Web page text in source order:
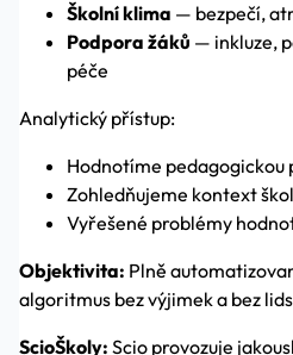
Školní klima — bezpečí,
Podpora žáků — inkluze,
péče
Analytický přístup:
Hodnotíme pedagogickou
Zohledňujeme kontext
Vyřešené problémy
Objektivita: Plně
algoritmus bez výjimek a bez
ScioŠkoly: Scio provozuje